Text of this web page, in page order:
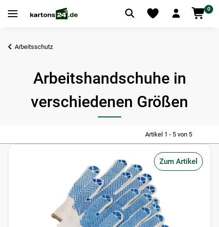
0
Arbeitsschutz
Arbeitshandschuhe in
verschiedenen Größen
Artikel 1 - 5 von 5
Zum Artikel